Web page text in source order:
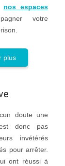
nos espaces
votre
plus
doute une
donc pas
invétérés
pour arrêter.
ont réussi à